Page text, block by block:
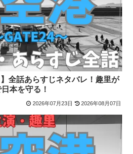
全話あらすじネタバレ！趣里が
本を守る！
2026年07月23日 2026年08月07日